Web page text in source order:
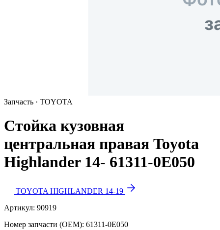
Запчасть · TOYOTA
Стойка кузовная
центральная правая Toyota
Highlander 14- 61311-0E050
TOYOTA HIGHLANDER 14-19
Артикул: 90919
Номер запчасти (OEM): 61311-0E050